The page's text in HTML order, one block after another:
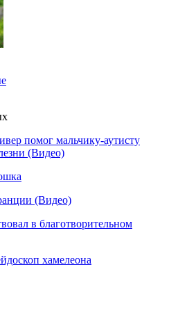
помог мальчику-аутисту
(Видео)
(Видео)
в благотворительном
хамелеона